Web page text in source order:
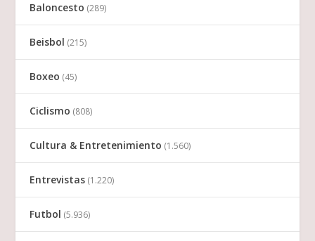
Baloncesto (289)
Beisbol (215)
Boxeo (45)
Ciclismo (808)
Cultura & Entretenimiento (1.560)
Entrevistas (1.220)
Futbol (5.936)